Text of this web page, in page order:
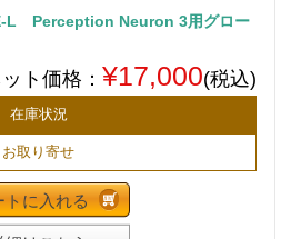
L Perception Neuron 3用グロー
ト価格： ¥17,000(税込)
在庫状況
お取り寄せ
トに入れる